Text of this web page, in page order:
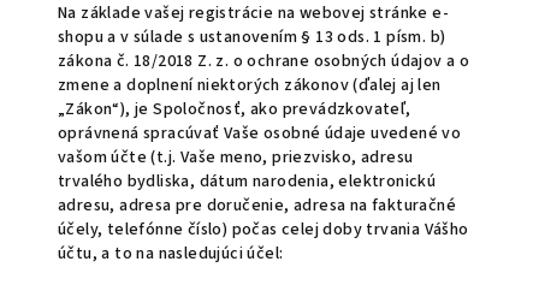
Na základe vašej registrácie na webovej stránke e-
shopu a v súlade s ustanovením § 13 ods. 1 písm. b)
zákona č. 18/2018 Z. z. o ochrane osobných údajov a o
zmene a doplnení niektorých zákonov (ďalej aj len
„Zákon“), je Spoločnosť, ako prevádzkovateľ,
oprávnená spracúvať Vaše osobné údaje uvedené vo
vašom účte (t.j. Vaše meno, priezvisko, adresu
trvalého bydliska, dátum narodenia, elektronickú
adresu, adresa pre doručenie, adresa na fakturačné
účely, telefónne číslo) počas celej doby trvania Vášho
účtu, a to na nasledujúci účel: